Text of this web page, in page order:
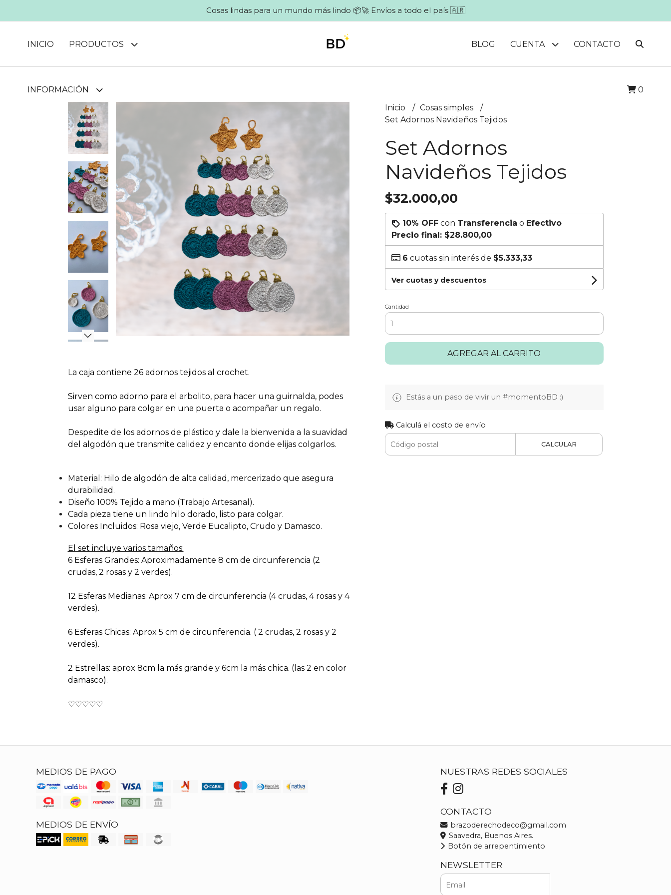
Cosas lindas para un mundo más lindo 📦🚀 Envíos a todo el país 🇦🇷
INICIO PRODUCTOS
INFORMACIÓN
BLOG CUENTA CONTACTO
0
La caja contiene 26 adornos tejidos al crochet.
Sirven como adorno para el arbolito, para hacer una guirnalda, podes
usar alguno para colgar en una puerta o acompañar un regalo.
Despedite de los adornos de plástico y dale la bienvenida a la suavidad
del algodón que transmite calidez y encanto donde elijas colgarlos.
Material: Hilo de algodón de alta calidad, mercerizado que asegura
durabilidad.
Diseño 100% Tejido a mano (Trabajo Artesanal).
Cada pieza tiene un lindo hilo dorado, listo para colgar.
Colores Incluidos: Rosa viejo, Verde Eucalipto, Crudo y Damasco.
El set incluye varios tamaños:
6 Esferas Grandes: Aproximadamente 8 cm de circunferencia (2
crudas, 2 rosas y 2 verdes).
12 Esferas Medianas: Aprox 7 cm de circunferencia (4 crudas, 4 rosas y 4
verdes).
6 Esferas Chicas: Aprox 5 cm de circunferencia. ( 2 crudas, 2 rosas y 2
verdes).
2 Estrellas: aprox 8cm la más grande y 6cm la más chica. (las 2 en color
damasco).
♡♡♡♡♡
Inicio
Cosas simples
Set Adornos Navideños Tejidos
Set Adornos
Navideños Tejidos
$32.000,00
10% OFFcon Transferencia o Efectivo
Precio final: $28.800,00
6 cuotas sin interés de $5.333,33
Ver cuotas y descuentos
Cantidad
AGREGAR AL CARRITO
Estás a un paso de vivir un #momentoBD :)
Calculá el costo de envío
CALCULAR
MEDIOS DE PAGO
MEDIOS DE ENVÍO
NUESTRAS REDES SOCIALES
CONTACTO
brazoderechodeco@gmail.com
Saavedra, Buenos Aires.
Botón de arrepentimiento
NEWSLETTER